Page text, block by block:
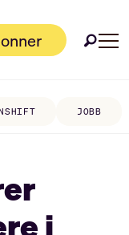
JOBB
i